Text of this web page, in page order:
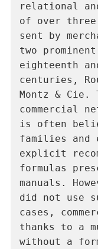
relational
of over
sent by
two
eighteenth
centuries,
Montz & Cie.
commercial
is often
families and
explicit
formulas
manuals.
did not use
cases,
thanks to a
without a